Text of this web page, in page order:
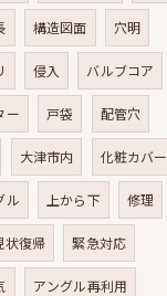
構造図面 穴明
侵入 バルブコア
ー 戸袋 配管穴
大津市内 化粧カバー
ル 上から下 修理
状復帰 緊急対応
アングル再利用